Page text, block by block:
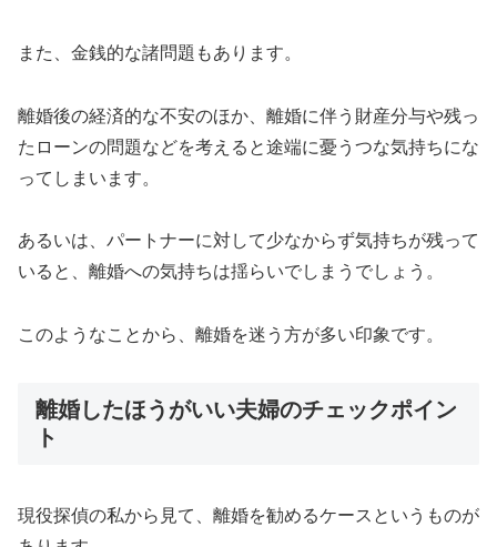
また、金銭的な諸問題もあります。
離婚後の経済的な不安のほか、離婚に伴う財産分与や残っ
たローンの問題などを考えると途端に憂うつな気持ちにな
ってしまいます。
あるいは、パートナーに対して少なからず気持ちが残って
いると、離婚への気持ちは揺らいでしまうでしょう。
このようなことから、離婚を迷う方が多い印象です。
離婚したほうがいい夫婦のチェックポイン
ト
現役探偵の私から見て、離婚を勧めるケースというものが